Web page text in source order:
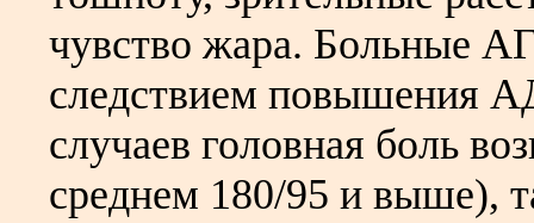
чувство жара. Больные
следствием повышения
случаев головная боль
среднем 180/95 и выше),